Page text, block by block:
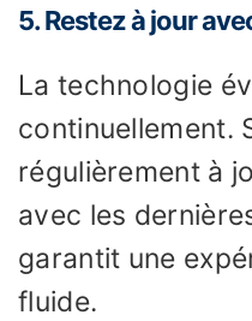
5. Restez à jour
La technologie
continuellement.
régulièrement à
avec les
garantit une
fluide.